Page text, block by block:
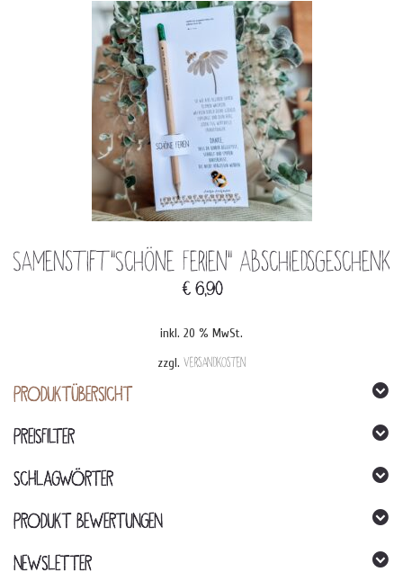
Samenstift“Schöne Ferien“ Abschiedsgeschenk
€6,90
inkl. 20 % MwSt.
zzgl. Versandkosten
PRODUKTÜBERSICHT
PREISFILTER
SCHLAGWÖRTER
PRODUKT BEWERTUNGEN
NEWSLETTER